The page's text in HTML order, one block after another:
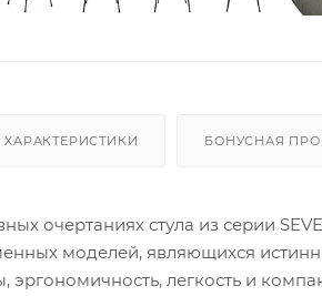
ХАРАКТЕРИСТИКИ БОНУСНАЯ
очертаниях стула из серии
моделей, являющихся
легкость и